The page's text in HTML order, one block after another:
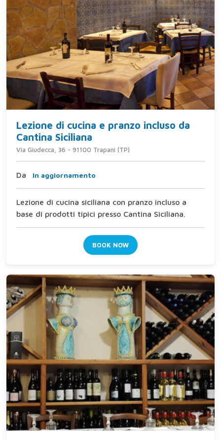
Lezione di cucina e pranzo incluso da
Cantina Siciliana
Via Giudecca, 36 - 91100 Trapani (TP)
Da In aggiornamento
Lezione di cucina siciliana con pranzo incluso a
base di prodotti tipici presso Cantina Siciliana.
BOOK NOW